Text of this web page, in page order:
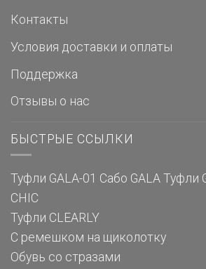
Контакты
Условия доставки и оплаты
Поддержка
Отзывы о нас
БЫСТРЫЕ ССЫЛКИ
Туфли GALA-01 Сабо GALA Туфли
CHIC
Туфли CLEARLY
С ремешком на щиколотку
Обувь со стразами